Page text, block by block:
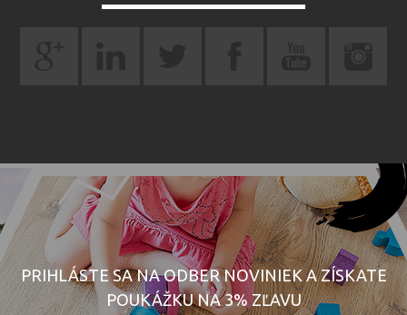
PRIHLÁSTE SA NA ODBER NOVINIEK A ZÍSKATE
POUKÁŽKU NA 3% ZĽAVU